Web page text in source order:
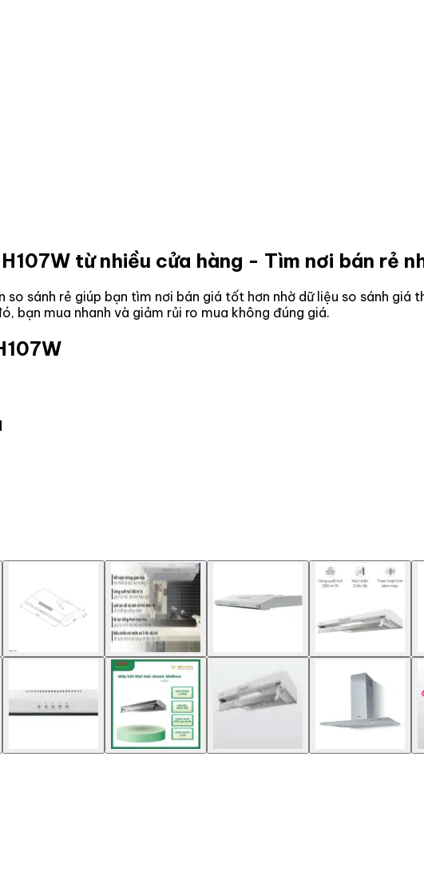
từ nhiều cửa hàng - Tìm nơi bán rẻ
so sánh rẻ giúp bạn tìm nơi bán giá tốt hơn nhờ dữ liệu so sánh giá
bạn mua nhanh và giảm rủi ro mua không đúng giá.